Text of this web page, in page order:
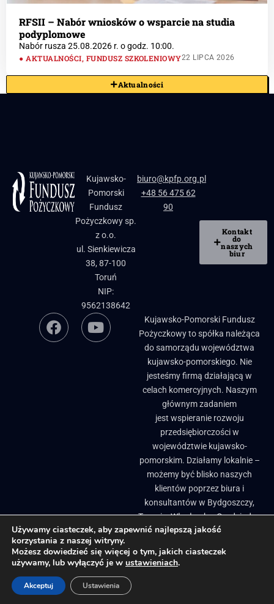
RFSII – Nabór wniosków o wsparcie na studia
podyplomowe
Nabór rusza 25.08.2026 r. o godz. 10:00.
AKTUALNOŚCI, FUNDUSZ SZKOLENIOWY22 LIPCA 2026
Aktualności
Kujawsko-
Pomorski
Fundusz
Pożyczkowy sp.
z o.o.
ul. Sienkiewicza
38, 87-100
Toruń
NIP:
9562138642
biuro@kpfp.org.pl
+48 56 475 62
90
Kontakt
do
naszych
biur
Kujawsko-Pomorski Fundusz
Pożyczkowy to spółka należąca
do samorządu województwa
kujawsko-pomorskiego. Nie
jesteśmy firmą działającą w
celach komercyjnych. Naszym
głównym zadaniem
jest wspieranie rozwoju
przedsiębiorczości w
województwie kujawsko-
pomorskim. Działamy lokalnie –
możemy być blisko naszych
klientów poprzez biura i
konsultantów w Bydgoszczy,
Toruniu, Włocławku, Grudziądzu
i Brodnicy. ​
Biuletyn Informacji Publicznej
Pożyczki, granty i dotacje dla firm
Regionalne inkubatory przedsiębiorczości
Używamy ciasteczek, aby zapewnić najlepszą jakość
korzystania z naszej witryny.
Możesz dowiedzieć się więcej o tym, jakich ciasteczek
używamy, lub wyłączyć je w ustawieniach.
Akceptuj Ustawienia